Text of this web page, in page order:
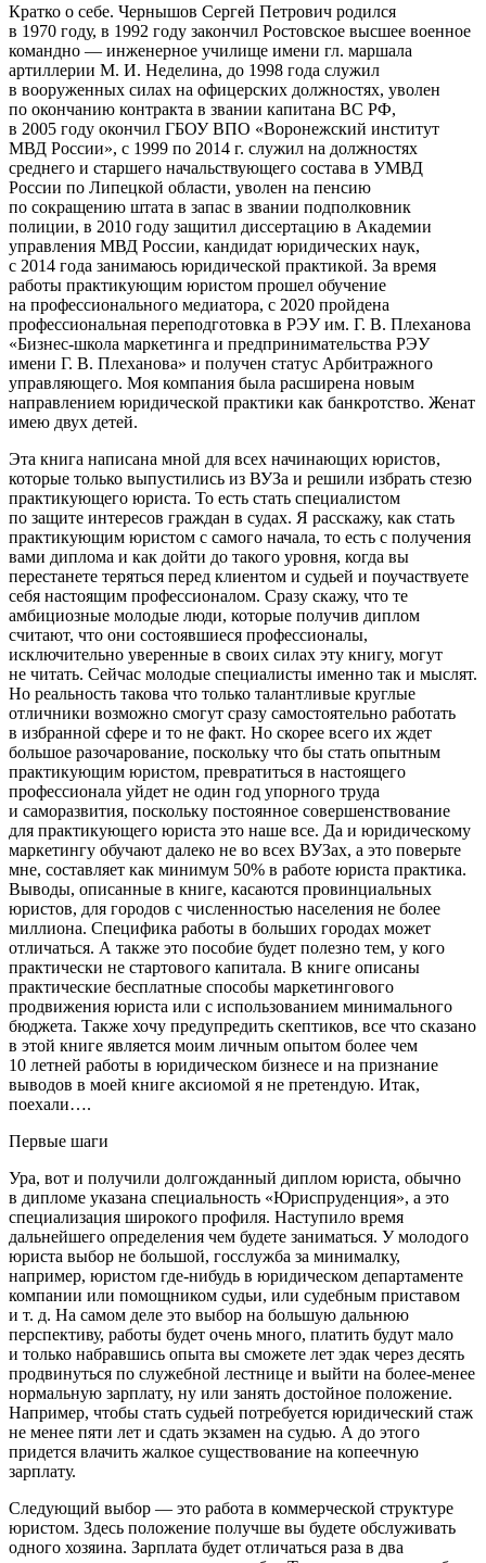
Кратко о себе. Чернышов Сергей Петрович родился
в 1970 году, в 1992 году закончил Ростовское высшее военное
командно — инженерное училище имени гл. маршала
артиллерии М. И. Неделина, до 1998 года служил
в вооруженных силах на офицерских должностях, уволен
по окончанию контракта в звании капитана ВС РФ,
в 2005 году окончил ГБОУ ВПО «Воронежский институт
МВД России», с 1999 по 2014 г. служил на должностях
среднего и старшего начальствующего состава в УМВД
России по Липецкой области, уволен на пенсию
по сокращению штата в запас в звании подполковник
полиции, в 2010 году защитил диссертацию в Академии
управления МВД России, кандидат юридических наук,
с 2014 года занимаюсь юридической практикой. За время
работы практикующим юристом прошел обучение
на профессионального медиатора, с 2020 пройдена
профессиональная переподготовка в РЭУ им. Г. В. Плеханова
«Бизнес-школа маркетинга и предпринимательства РЭУ
имени Г. В. Плеханова» и получен статус Арбитражного
управляющего. Моя компания была расширена новым
направлением юридической практики как банкротство. Женат
имею двух детей.
Эта книга написана мной для всех начинающих юристов,
которые только выпустились из ВУЗа и решили избрать стезю
практикующего юриста. То есть стать специалистом
по защите интересов граждан в судах. Я расскажу, как стать
практикующим юристом с самого начала, то есть с получения
вами диплома и как дойти до такого уровня, когда вы
перестанете теряться перед клиентом и судьей и поучаствуете
себя настоящим профессионалом. Сразу скажу, что те
амбициозные молодые люди, которые получив диплом
считают, что они состоявшиеся профессионалы,
исключительно уверенные в своих силах эту книгу, могут
не читать. Сейчас молодые специалисты именно так и мыслят.
Но реальность такова что только талантливые круглые
отличники возможно смогут сразу самостоятельно работать
в избранной сфере и то не факт. Но скорее всего их ждет
большое разочарование, поскольку что бы стать опытным
практикующим юристом, превратиться в настоящего
профессионала уйдет не один год упорного труда
и саморазвития, поскольку постоянное совершенствование
для практикующего юриста это наше все. Да и юридическому
маркетингу обучают далеко не во всех ВУЗах, а это поверьте
мне, составляет как минимум 50% в работе юриста практика.
Выводы, описанные в книге, касаются провинциальных
юристов, для городов с численностью населения не более
миллиона. Специфика работы в больших городах может
отличаться. А также это пособие будет полезно тем, у кого
практически не стартового капитала. В книге описаны
практические бесплатные способы маркетингового
продвижения юриста или с использованием минимального
бюджета. Также хочу предупредить скептиков, все что сказано
в этой книге является моим личным опытом более чем
10 летней работы в юридическом бизнесе и на признание
выводов в моей книге аксиомой я не претендую. Итак,
поехали….
Первые шаги
Ура, вот и получили долгожданный диплом юриста, обычно
в дипломе указана специальность «Юриспруденция», а это
специализация широкого профиля. Наступило время
дальнейшего определения чем будете заниматься. У молодого
юриста выбор не большой, госслужба за минималку,
например, юристом где-нибудь в юридическом департаменте
компании или помощником судьи, или судебным приставом
и т. д. На самом деле это выбор на большую дальнюю
перспективу, работы будет очень много, платить будут мало
и только набравшись опыта вы сможете лет эдак через десять
продвинуться по служебной лестнице и выйти на более-менее
нормальную зарплату, ну или занять достойное положение.
Например, чтобы стать судьей потребуется юридический стаж
не менее пяти лет и сдать экзамен на судью. А до этого
придется влачить жалкое существование на копеечную
зарплату.
Следующий выбор — это работа в коммерческой структуре
юристом. Здесь положение получше вы будете обслуживать
одного хозяина. Зарплата будет отличаться раза в два